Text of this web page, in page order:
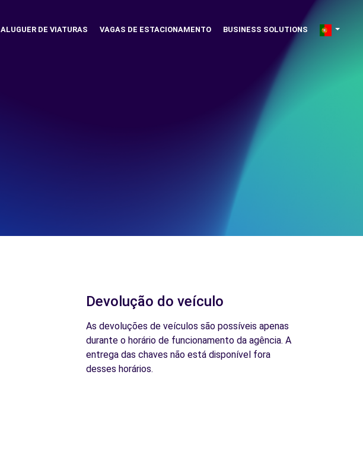
ALUGUER DE VIATURAS VAGAS DE ESTACIONAMENTO BUSINESS SOLUTIONS
Devolução do veículo
As devoluções de veículos são possíveis apenas
durante o horário de funcionamento da agência. A
entrega das chaves não está disponível fora
desses horários.